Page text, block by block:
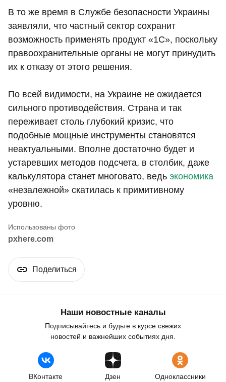
В то же время в Службе безопасности Украины
заявляли, что частный сектор сохранит
возможность применять продукт «1С», поскольку
правоохранительные органы не могут принудить
их к отказу от этого решения.
По всей видимости, на Украине не ожидается
сильного противодействия. Страна и так
переживает столь глубокий кризис, что
подобные мощные инструменты становятся
неактуальными. Вполне достаточно будет и
устаревших методов подсчета, в столбик, даже
калькулятора станет многовато, ведь экономика
«незалежной» скатилась к примитивному
уровню.
pxhere.com
Поделиться
Наши новостные каналы
Подписывайтесь и будьте в курсе свежих
новостей и важнейших событиях дня.
ВКонтакте Дзен Одноклассники